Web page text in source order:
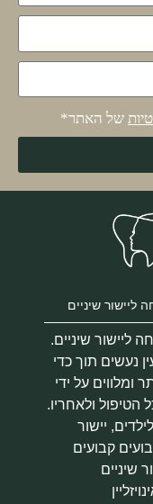
של האתר*
ליישור שיניים
ליישור שיניים.
נעשים תוך כדי
ומלווים על ידי
הטיפול ולאחריו.
יישור
קבועים
שיניים